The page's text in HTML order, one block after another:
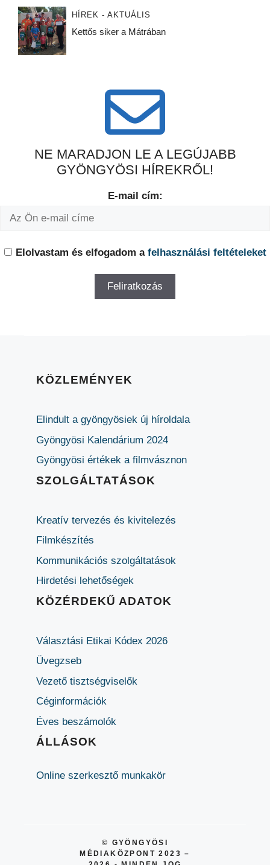
HÍREK - AKTUÁLIS
Kettős siker a Mátrában
NE MARADJON LE A LEGÚJABB
GYÖNGYÖSI HÍREKRŐL!
E-mail cím:
Elolvastam és elfogadom a felhasználási feltételeket
KÖZLEMÉNYEK
Elindult a gyöngyösiek új híroldala
Gyöngyösi Kalendárium 2024
Gyöngyösi értékek a filmvásznon
SZOLGÁLTATÁSOK
Kreatív tervezés és kivitelezés
Filmkészítés
Kommunikációs szolgáltatások
Hirdetési lehetőségek
KÖZÉRDEKŰ ADATOK
Választási Etikai Kódex 2026
Üvegzseb
Vezető tisztségviselők
Céginformációk
Éves beszámolók
ÁLLÁSOK
Online szerkesztő munkakör
© GYÖNGYÖSI
MÉDIAKÖZPONT 2023 –